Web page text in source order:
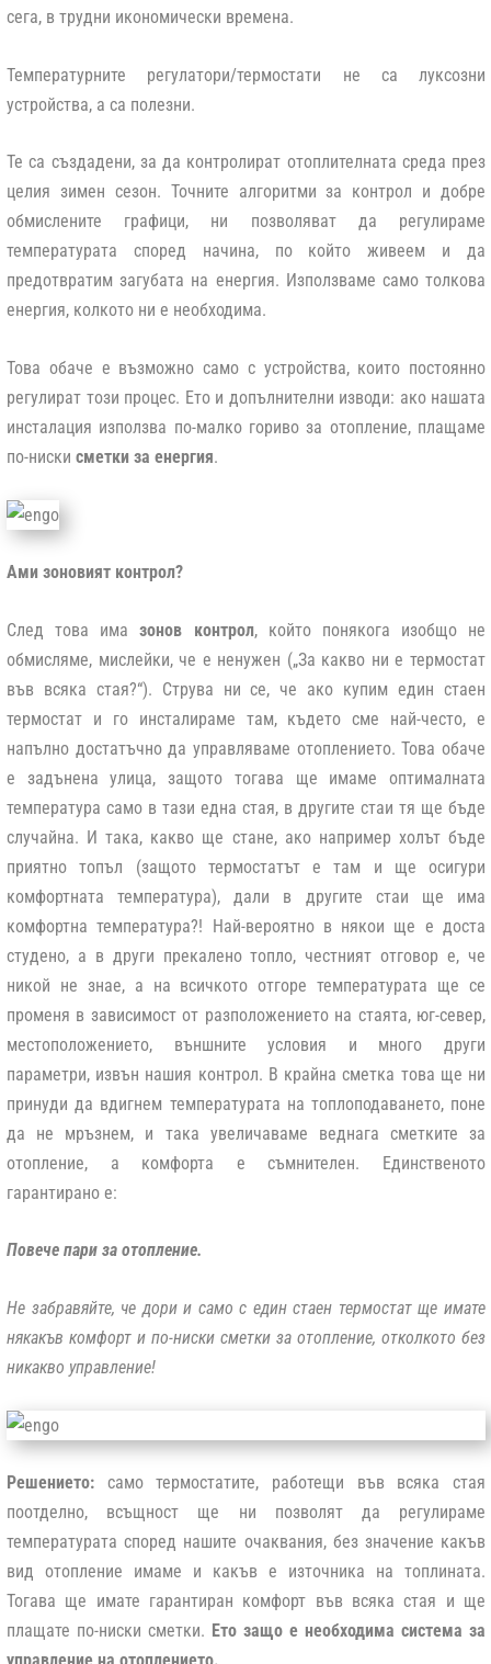
сега, в трудни икономически времена.
Температурните регулатори/термостати не са луксозни
устройства, а са полезни.
Те са създадени, за да контролират отоплителната среда през
целия зимен сезон. Точните алгоритми за контрол и добре
обмислените графици, ни позволяват да регулираме
температурата според начина, по който живеем и да
предотвратим загубата на енергия. Използваме само толкова
енергия, колкото ни е необходима.
Това обаче е възможно само с устройства, които постоянно
регулират този процес. Ето и допълнителни изводи: ако нашата
инсталация използва по-малко гориво за отопление, плащаме
по-ниски сметки за енергия.
Ами зоновият контрол?
След това имазонов контрол, който понякога изобщо не
обмисляме, мислейки, че е ненужен („За какво ни е термостат
във всяка стая?“). Струва ни се, че ако купим един стаен
термостат и го инсталираме там, където сме най-често, е
напълно достатъчно да управляваме отоплението. Това обаче
е задънена улица, защото тогава ще имаме оптималната
температура само в тази една стая, в другите стаи тя ще бъде
случайна. И така, какво ще стане, ако например холът бъде
приятно топъл (защото термостатът е там и ще осигури
комфортната температура), дали в другите стаи ще има
комфортна температура?! Най-вероятно в някои ще е доста
студено, а в други прекалено топло, честният отговор е, че
никой не знае, а на всичкото отгоре температурата ще се
променя в зависимост от разположението на стаята, юг-север,
местоположението, външните условия и много други
параметри, извън нашия контрол. В крайна сметка това ще ни
принуди да вдигнем температурата на топлоподаването, поне
да не мръзнем, и така увеличаваме веднага сметките за
отопление, а комфорта е съмнителен. Единственото
гарантирано е:
Повече пари за отопление.
Не забравяйте, че дори и само с един стаен термостат ще имате
някакъв комфорт и по-ниски сметки за отопление, отколкото без
никакво управление!
Решението: само термостатите, работещи във всяка стая
поотделно, всъщност ще ни позволят да регулираме
температурата според нашите очаквания, без значение какъв
вид отопление имаме и какъв е източника на топлината.
Тогава ще имате гарантиран комфорт във всяка стая и ще
плащате по-ниски сметки. Ето защо е необходима система за